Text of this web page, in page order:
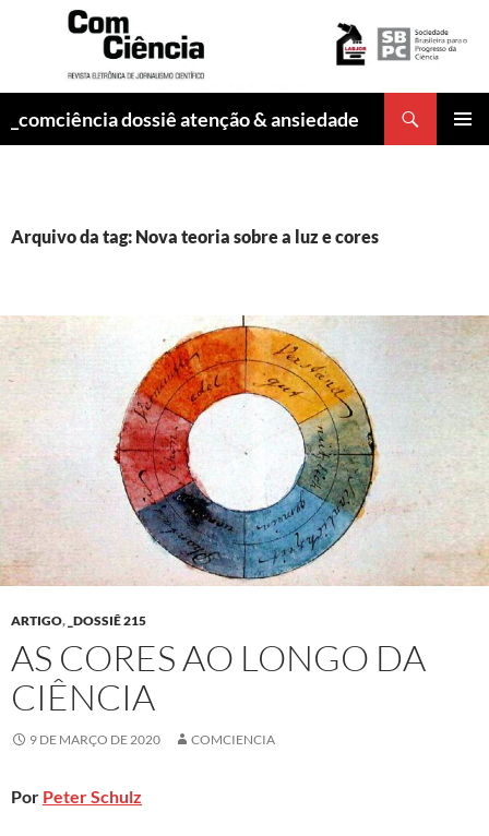
_comciência dossiê atenção & ansiedade
Arquivo da tag: Nova teoria sobre a luz e cores
ARTIGO, _DOSSIÊ 215
AS CORES AO LONGO DA
CIÊNCIA
9 DE MARÇO DE 2020 COMCIENCIA
Por Peter Schulz